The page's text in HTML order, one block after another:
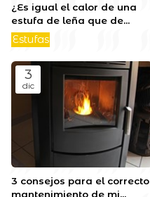
¿Es igual el calor de una
estufa de leña que de
pellets?
Estufas
3
dic
3 consejos para el correcto
mantenimiento de mi